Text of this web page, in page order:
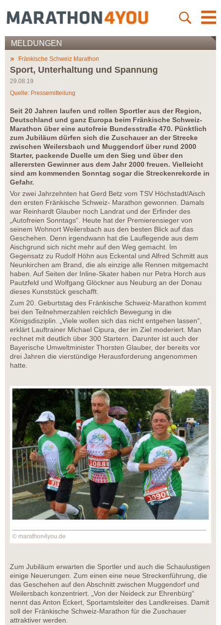
MELDUNGEN
Fränkische Schweiz Marathon
Sport, Unterhaltung und Spannung
29.08.19
Quelle: Pressemitteilung
Seit 20 Jahren laufen und rollen Sportler aus der Region,
Deutschland und ganz Europa beim Fränkische Schweiz-
Marathon über eine autofreie Bundesstraße 470. Pünktlich
zum Jubiläum dürfen sich die Zuschauer an der Strecke
zwischen Weilersbach und Muggendorf über rund 2000
Starter, packende Duelle um den Sieg und über den
allerersten Gewinner aus dem Jahr 2000 freuen. Vielleicht
sind am kommenden Sonntag sogar die Streckenrekorde in
Gefahr.
Vor zwei Jahrzehnten hat Gerd Betz vom TSV Höchstadt/Aisch
den ersten Fränkische Schweiz- Marathon gewonnen. Damals
war Reinhardt Glauber noch Landrat und der Erfinder des
„Autofreien Sonntags“. Heute hat der Premierensieger von
seinem Wohnort Weilersbach aus den besten Blick auf das
Geschehen. Denn irgendwann hat die Lauflegende aus dem
Aischgrund sich nicht mehr auf den Weg gemacht. Im
Gegensatz zu Rudolf Höhn aus Eckental und Alfred Schmitt aus
Neunkirchen am Brand, die als einzige alle Rennen mitgemacht
haben. Auf Seiten der Inline-Skater haben nur Petra Horch aus
Pautzfeld und Wolfgang Glöckner aus Neuburg an der Donau
dieses Kunststück geschafft.
Zum 20. Geburtstag des Fränkische Schweiz-Marathon kommt
bei den Teilnehmerzahlen reichlich Bewegung in die
Königsdisziplin. „Viele wollen sich das nicht entgehen lassen“,
erklärt Lauftrainer Michael Cipura, der im Ziel moderiert. Man
rechnet mit deutlich über 300 Startern. Darunter ist auch der
Bayerische Umweltminister Thorsten Glauber, der bereits vor
drei Jahren die vierstündige Herausforderung angenommen
hatte.
© marathon4you.de
Zum Jubiläum erwarten die Sportler und auch die Schaulustigen
einige Neuerungen. Zum einen eine neue Streckenführung, die
das Geschehen auf den Abschnitt zwischen Muggendorf und
Weilersbach konzentriert. „Von der Neideck zur Ehrenbürg“
nennt das Anton Eckert, Sportamtsleiter des Landkreises. Damit
soll der Fränkische Schweiz-Marathon für die Zuschauer
attraktiver werden.